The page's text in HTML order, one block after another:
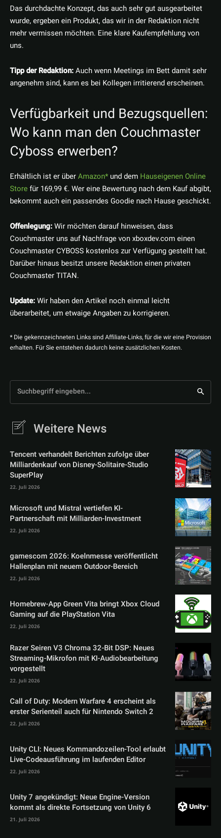
Das durchdachte Konzept, das auch sehr gut ausgearbeitet
wurde, ergeben ein Produkt, das wir in der Redaktion nicht
mehr vermissen möchten. Eine klare Kaufempfehlung von
uns.
Tipp der Redaktion:Auch wenn Meetings im Bett damit sehr
angenehm sind, kann es bei Kollegen irritierend erscheinen.
Verfügbarkeit und Bezugsquellen:
Wo kann man den Couchmaster
Cyboss erwerben?
Erhältlich ist er überAmazon und dem Hauseigenen Online
Storefür 169,99 €. Wer eine Bewertung nach dem Kauf abgibt,
bekommt auch ein passendes Goodie nach Hause geschickt.
Offenlegung:Wir möchten darauf hinweisen, dass
Couchmaster uns auf Nachfrage von xboxdev.com einen
Couchmaster CYBOSS kostenlos zur Verfügung gestellt hat.
Darüber hinaus besitzt unsere Redaktion einen privaten
Couchmaster TITAN.
Update:Wir haben den Artikel noch einmal leicht
überarbeitet, um etwaige Angaben zu korrigieren.
* Die gekennzeichneten Links sind Affiliate-Links, für die wir eine Provision
erhalten. Für Sie entstehen dadurch keine zusätzlichen Kosten.
Suchbegriff eingeben...
Weitere News
Tencent verhandelt Berichten zufolge über
Milliardenkauf von Disney-Solitaire-Studio
SuperPlay
22. Juli 2026
Microsoft und Mistral vertiefen KI-
Partnerschaft mit Milliarden-Investment
22. Juli 2026
gamescom 2026: Koelnmesse veröffentlicht
Hallenplan mit neuem Outdoor-Bereich
22. Juli 2026
Homebrew-App Green Vita bringt Xbox Cloud
Gaming auf die PlayStation Vita
22. Juli 2026
Razer Seiren V3 Chroma 32-Bit DSP: Neues
Streaming-Mikrofon mit KI-Audiobearbeitung
vorgestellt
22. Juli 2026
Call of Duty: Modern Warfare 4 erscheint als
erster Serienteil auch für Nintendo Switch 2
22. Juli 2026
Unity CLI: Neues Kommandozeilen-Tool erlaubt
Live-Codeausführung im laufenden Editor
22. Juli 2026
Unity 7 angekündigt: Neue Engine-Version
kommt als direkte Fortsetzung von Unity 6
21. Juli 2026